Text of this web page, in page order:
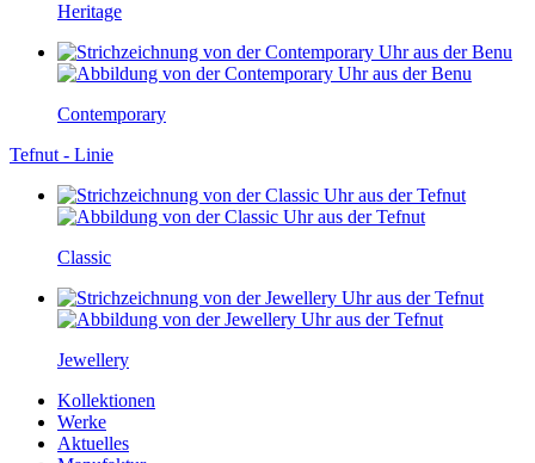
Heritage
Contemporary
Tefnut - Linie
Classic
Jewellery
Kollektionen
Werke
Aktuelles